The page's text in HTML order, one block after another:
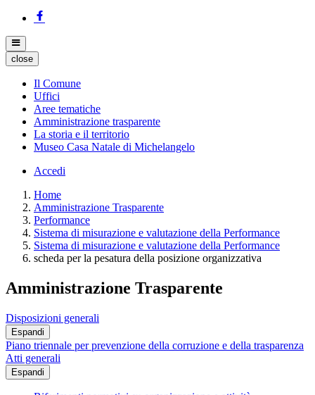
close
Il Comune
Uffici
Aree tematiche
Amministrazione trasparente
La storia e il territorio
Museo Casa Natale di Michelangelo
Accedi
Home
Amministrazione Trasparente
Performance
Sistema di misurazione e valutazione della Performance
Sistema di misurazione e valutazione della Performance
scheda per la pesatura della posizione organizzativa
Amministrazione Trasparente
Disposizioni generali
Espandi
Piano triennale per prevenzione della corruzione e della trasparenza
Atti generali
Espandi